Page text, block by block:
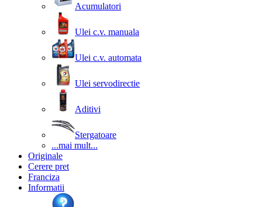
Acumulatori
Ulei c.v. manuala
Ulei c.v. automata
Ulei servodirectie
Aditivi
Stergatoare
...mai mult...
Originale
Cerere pret
Franciza
Informatii